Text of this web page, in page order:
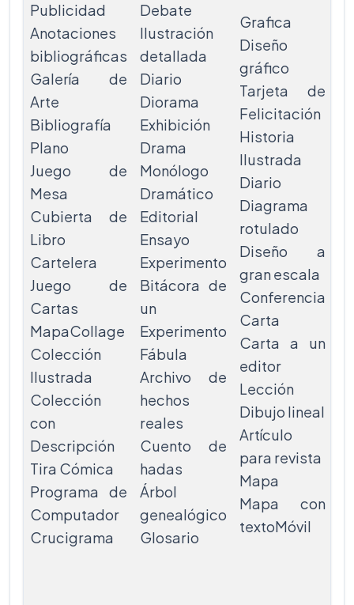
Publicidad
Anotaciones
bibliográficas
Galería de
Arte
Bibliografía
Plano
Juego de
Mesa
Cubierta de
Libro
Cartelera
Juego de
Cartas
MapaCollage
Colección
Ilustrada
Colección
con
Descripción
Tira Cómica
Programa de
Computador
Crucigrama
Debate
Ilustración
detallada
Diario
Diorama
Exhibición
Drama
Monólogo
Dramático
Editorial
Ensayo
Experimento
Bitácora de
un
Experimento
Fábula
Archivo de
hechos
reales
Cuento de
hadas
Árbol
genealógico
Glosario
Grafica
Diseño
gráfico
Tarjeta de
Felicitación
Historia
Ilustrada
Diario
Diagrama
rotulado
Diseño a
gran escala
Conferencia
Carta
Carta a un
editor
Lección
Dibujo lineal
Artículo
para revista
Mapa
Mapa con
textoMóvil